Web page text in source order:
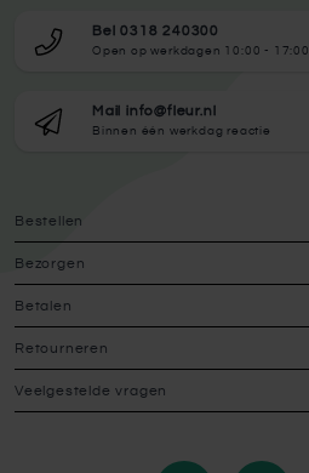
Bel 0318 240300
Open op werkdagen 10:00 - 17:00
Mail info@fleur.nl
Binnen één werkdag reactie
Bestellen
Bezorgen
Betalen
Retourneren
Veelgestelde vragen